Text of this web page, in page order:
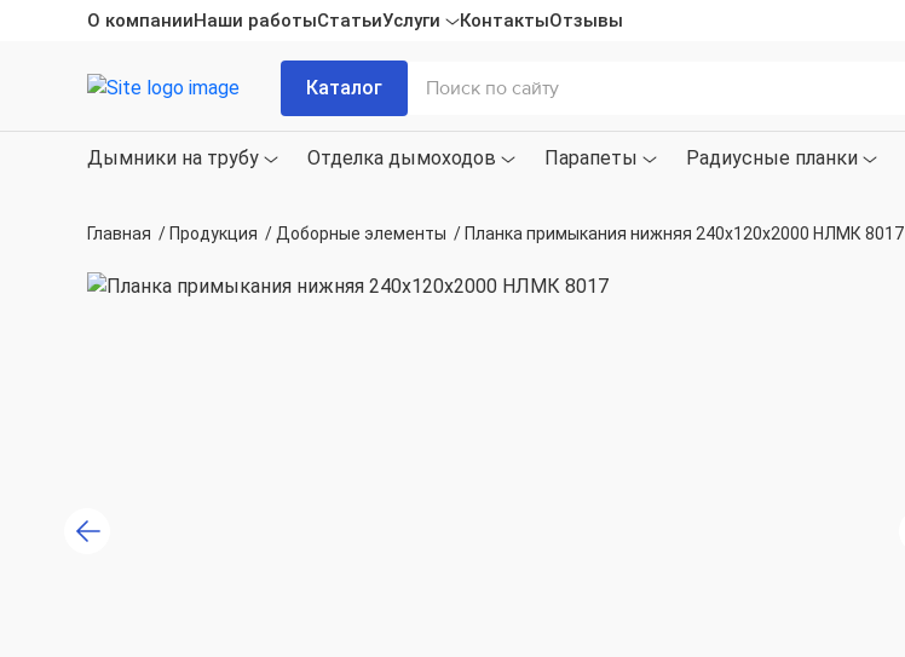
О компанииНаши работыСтатьиУслуги КонтактыОтзывы
Каталог
Дымники на трубу Отделка дымоходов Парапеты Радиусные планки
Главная / Продукция / Доборные элементы / Планка примыкания нижняя 240х120х2000 НЛМК 8017